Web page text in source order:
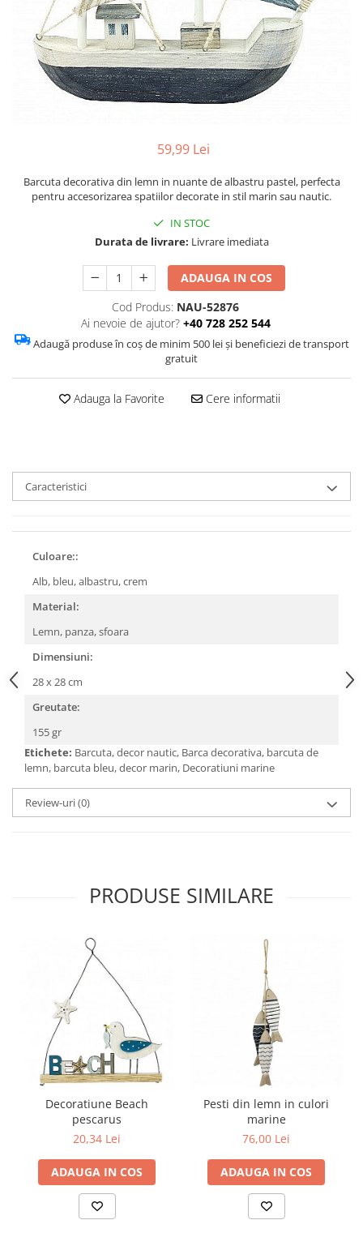
Barci, vapoare, ambarcatiuni
Pesti
Decoratiuni care se agata
59,99 Lei
Barcuta decorativa din lemn in nuante de albastru pastel, perfecta
pentru accesorizarea spatiilor decorate in stil marin sau nautic.
IN STOC
Durata de livrare: Livrare imediata
ADAUGA IN COS
Cod Produs: NAU-52876
Ai nevoie de ajutor? +40 728 252 544
Adaugă produse în coș de minim 500 lei și beneficiezi de transport
gratuit
Adauga la Favorite Cere informatii
Caracteristici
Culoare::
Alb, bleu, albastru, crem
Material:
Lemn, panza, sfoara
Dimensiuni:
28 x 28 cm
Greutate:
155 gr
Etichete: Barcuta, decor nautic, Barca decorativa, barcuta de
lemn, barcuta bleu, decor marin, Decoratiuni marine
Review-uri(0)
PRODUSE SIMILARE
Decoratiune Beach
pescarus
20,34 Lei
ADAUGA IN COS
Pesti din lemn in culori
marine
76,00 Lei
ADAUGA IN COS